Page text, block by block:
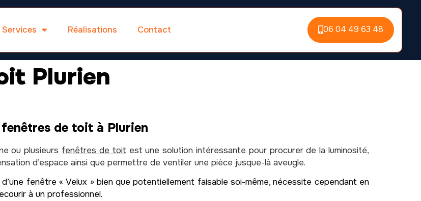
Services Réalisations Contact 06 04 49 63 48
Plurien
fenêtres de toit à Plurien
ou plusieurs fenêtres de toitest une solution intéressante pour procurer de la luminosité,
d’espace ainsi que permettre de ventiler une pièce jusque-là aveugle.
d’une fenêtre « Velux » bien que potentiellement faisable soi-même, nécessite cependant en
à un professionnel.